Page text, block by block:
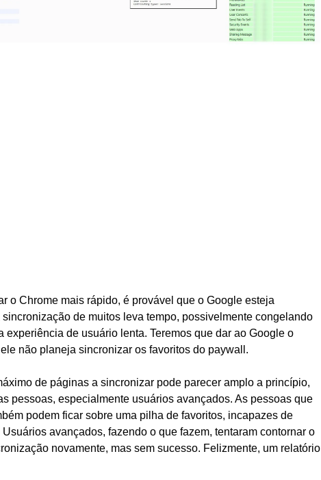
o Chrome mais rápido, é provável que o Google esteja
de muitos leva tempo, possivelmente congelando
experiência de usuário lenta. Teremos que dar ao Google o
não planeja sincronizar os favoritos do paywall.
de páginas a sincronizar pode parecer amplo a princípio,
pessoas, especialmente usuários avançados. As pessoas que
podem ficar sobre uma pilha de favoritos, incapazes de
avançados, fazendo o que fazem, tentaram contornar o
novamente, mas sem sucesso. Felizmente, um relatório